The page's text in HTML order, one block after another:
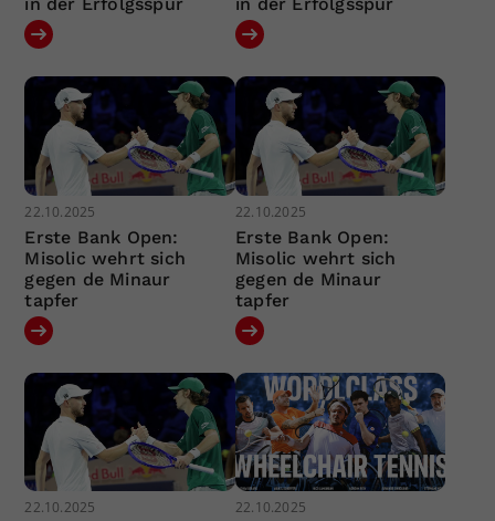
in der Erfolgsspur in der Erfolgsspur
22.10.2025
Erste Bank Open:
Misolic wehrt sich
gegen de Minaur
tapfer
22.10.2025
Erste Bank Open:
Misolic wehrt sich
gegen de Minaur
tapfer
22.10.2025 22.10.2025